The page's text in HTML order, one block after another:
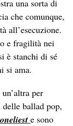
una sorta di
che comunque,
all’esecuzione.
e fragilità nei
è stanchi di sé
si ama.
per
ballad pop,
e sono